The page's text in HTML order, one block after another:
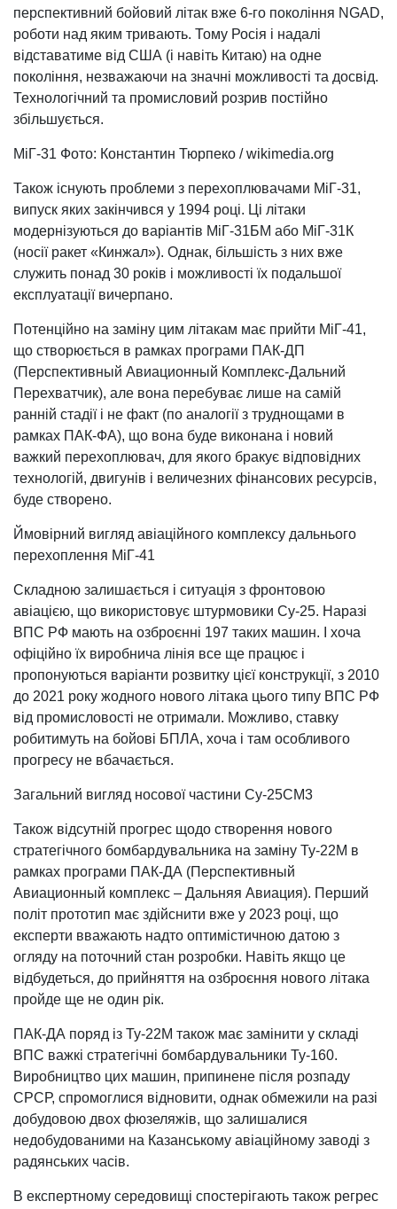
перспективний бойовий літак вже 6-го покоління NGAD,
роботи над яким тривають. Тому Росія і надалі
відставатиме від США (і навіть Китаю) на одне
покоління, незважаючи на значні можливості та досвід.
Технологічний та промисловий розрив постійно
збільшується.
МіГ-31 Фото: Константин Тюрпеко / wikimedia.org
Також існують проблеми з перехоплювачами МіГ-31,
випуск яких закінчився у 1994 році. Ці літаки
модернізуються до варіантів МіГ-31БМ або МіГ-31К
(носії ракет «Кинжал»). Однак, більшість з них вже
служить понад 30 років і можливості їх подальшої
експлуатації вичерпано.
Потенційно на заміну цим літакам має прийти МіГ-41,
що створюється в рамках програми ПАК-ДП
(Перспективный Авиационный Комплекс-Дальний
Перехватчик), але вона перебуває лише на самій
ранній стадії і не факт (по аналогії з труднощами в
рамках ПАК-ФА), що вона буде виконана і новий
важкий перехоплювач, для якого бракує відповідних
технологій, двигунів і величезних фінансових ресурсів,
буде створено.
Ймовірний вигляд авіаційного комплексу дальнього
перехоплення МіГ-41
Складною залишається і ситуація з фронтовою
авіацією, що використовує штурмовики Су-25. Наразі
ВПС РФ мають на озброєнні 197 таких машин. І хоча
офіційно їх виробнича лінія все ще працює і
пропонуються варіанти розвитку цієї конструкції, з 2010
до 2021 року жодного нового літака цього типу ВПС РФ
від промисловості не отримали. Можливо, ставку
робитимуть на бойові БПЛА, хоча і там особливого
прогресу не вбачається.
Загальний вигляд носової частини Су-25СМ3
Також відсутній прогрес щодо створення нового
стратегічного бомбардувальника на заміну Ту-22М в
рамках програми ПАК-ДА (Перспективный
Авиационный комплекс – Дальняя Авиация). Перший
політ прототип має здійснити вже у 2023 році, що
експерти вважають надто оптимістичною датою з
огляду на поточний стан розробки. Навіть якщо це
відбудеться, до прийняття на озброєння нового літака
пройде ще не один рік.
ПАК-ДА поряд із Ту-22М також має замінити у складі
ВПС важкі стратегічні бомбардувальники Ту-160.
Виробництво цих машин, припинене після розпаду
СРСР, спромоглися відновити, однак обмежили на разі
добудовою двох фюзеляжів, що залишалися
недобудованими на Казанському авіаційному заводі з
радянських часів.
В експертному середовищі спостерігають також регрес